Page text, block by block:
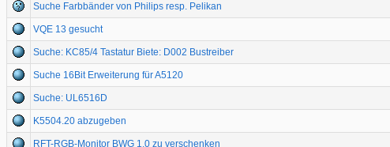
Suche Farbbänder von Philips resp. Pelikan
VQE 13 gesucht
Suche: KC85/4 Tastatur Biete: D002 Bustreiber
Suche 16Bit Erweiterung für A5120
Suche: UL6516D
K5504.20 abzugeben
RFT-RGB-Monitor BWG 1.0 zu verschenken